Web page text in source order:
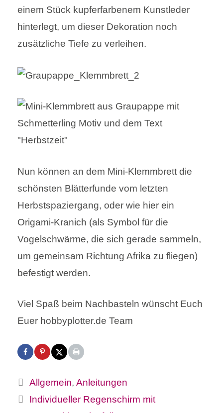
einem Stück kupferfarbenem Kunstleder
hinterlegt, um dieser Dekoration noch
zusätzliche Tiefe zu verleihen.
Nun können an dem Mini-Klemmbrett die
schönsten Blätterfunde vom letzten
Herbstspaziergang, oder wie hier ein
Origami-Kranich (als Symbol für die
Vogelschwärme, die sich gerade sammeln,
um gemeinsam Richtung Afrika zu fliegen)
befestigt werden.
Viel Spaß beim Nachbasteln wünscht Euch
Euer hobbyplotter.de Team
Kategorien
Allgemein,Anleitungen
Individueller Regenschirm mit